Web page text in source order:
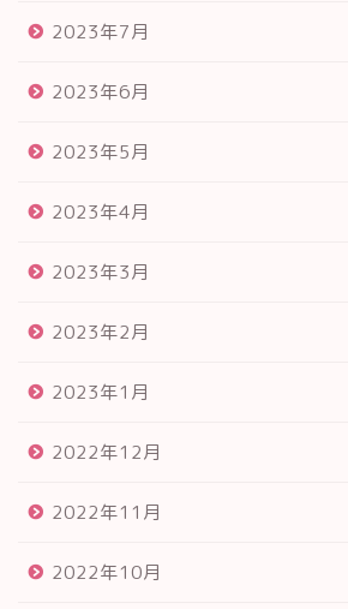
2023年7月
2023年6月
2023年5月
2023年4月
2023年3月
2023年2月
2023年1月
2022年12月
2022年11月
2022年10月